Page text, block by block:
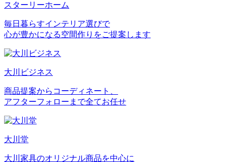
スターリーホーム
毎日暮らすインテリア選びで
心が豊かになる空間作りをご提案します
大川ビジネス
商品提案からコーディネート、
アフターフォローまで全てお任せ
大川堂
大川家具のオリジナル商品を中心に